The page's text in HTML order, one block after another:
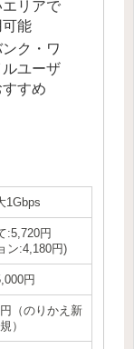
エリアで
可能
ク・ワ
ユーザ
すめ
1Gbps
:5,720円
ン:4,180円)
円
（のりかえ新
規）